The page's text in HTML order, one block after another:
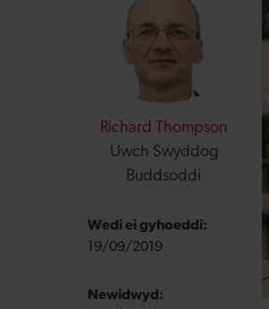
Richard Thompson
Uwch Swyddog
Buddsoddi
Wedi ei gyhoeddi:
19/09/2019
Newidwyd: